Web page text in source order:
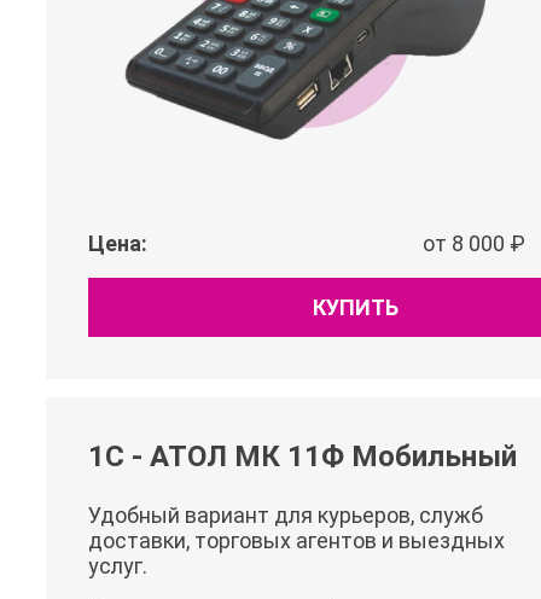
Цена: от 8 000 ₽
КУПИТЬ
1С - АТОЛ МК 11Ф Мобильный
Удобный вариант для курьеров, служб
доставки, торговых агентов и выездных
услуг.